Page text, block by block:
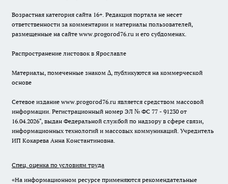
Возрастная категория сайта 16+. Редакция портала не несет
ответственности за комментарии и материалы пользователей,
размещенные на сайте www.progorod76.ru и его субдоменах.
Распространение листовок в Ярославле
Материалы, помеченные знаком ∆, публикуются на коммерческой
основе
Сетевое издание www.progorod76.ru является средством массовой
информации. Регистрационный номер ЭЛ № ФС 77 - 91230 от
16.04.2026", выдан Федеральной службой по надзору в сфере связи,
информационных технологий и массовых коммуникаций. Учредитель
ИП Кокарева Анна Константиновна.
Спец. оценка по условиям труда
«На информационном ресурсе применяются рекомендательные